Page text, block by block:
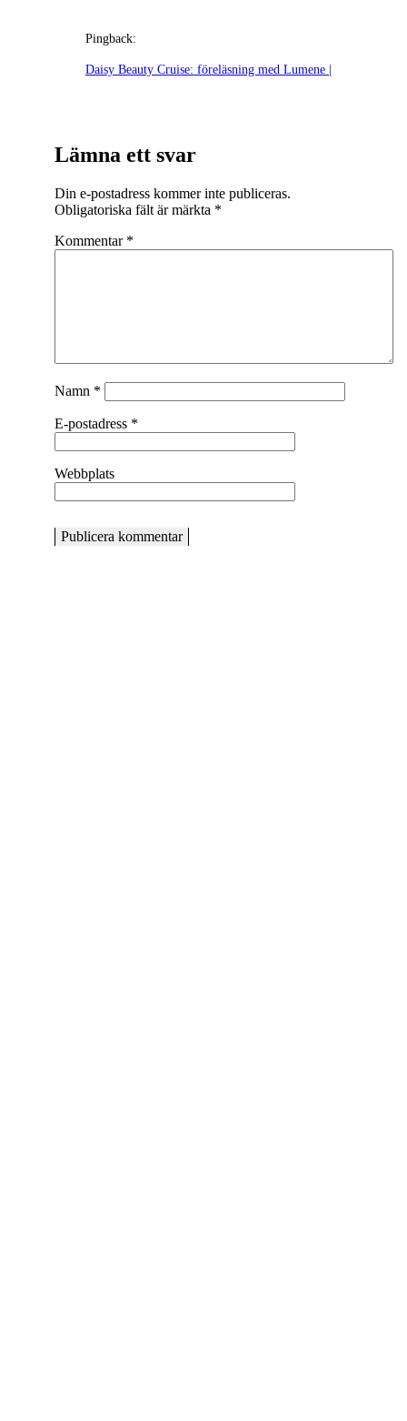
Pingback:
Daisy Beauty Cruise: föreläsning med Lumene |
Lämna ett svar
Din e-postadress kommer inte publiceras.
Obligatoriska fält är märkta *
Kommentar *
Namn *
E-postadress *
Webbplats